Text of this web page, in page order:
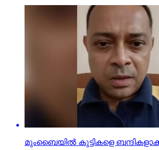
മുംബൈയില്‍ കുട്ടികളെ